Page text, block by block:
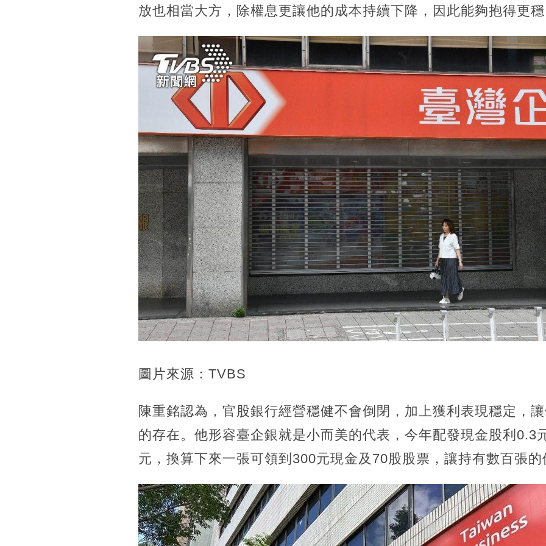
放也相當大方，除權息更讓他的成本持續下降，因此能夠抱得更
圖片來源：TVBS
陳重銘認為，官股銀行經營穩健不會倒閉，加上獲利表現穩定，
的存在。他形容臺企銀就是小而美的代表，今年配發現金股利0.3
元，換算下來一張可領到300元現金及70股股票，讓持有數百張